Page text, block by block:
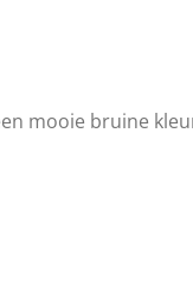
mooie bruine